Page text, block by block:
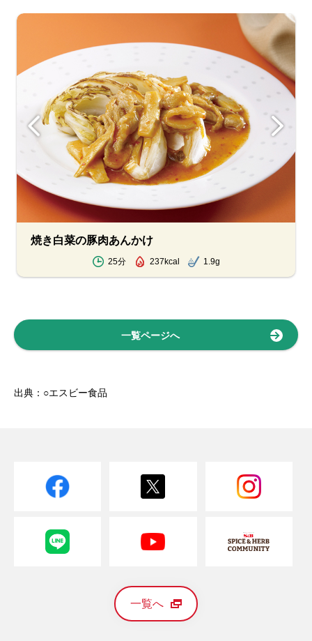
焼き白菜の豚肉あんかけ
25分 237kcal 1.9g
一覧ページへ
出典：○エスビー食品
一覧へ